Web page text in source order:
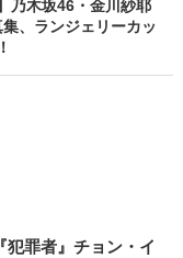
乃木坂46・金川紗耶
、ランジェリーカッ
犯罪者』チョン・イ